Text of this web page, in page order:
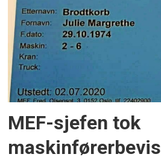
MEF-sjefen tok
maskinførerbevis